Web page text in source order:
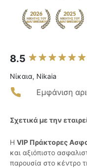
8.5
Νίκαια, Nikaia
Εμφάνιση
Σχετικά με την
Η VIP Πράκτορες
και αξιόπιστο
παρουσία στο κέντρο